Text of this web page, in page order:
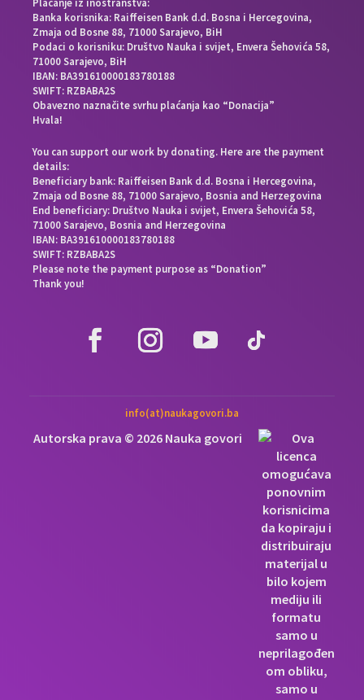
Plaćanje iz inostranstva:
Banka korisnika: Raiffeisen Bank d.d. Bosna i Hercegovina,
Zmaja od Bosne 88, 71000 Sarajevo, BiH
Podaci o korisniku: Društvo Nauka i svijet, Envera Šehovića 58,
71000 Sarajevo, BiH
IBAN: BA391610000183780188
SWIFT: RZBABA2S
Obavezno naznačite svrhu plaćanja kao “Donacija”
Hvala!
You can support our work by donating. Here are the payment
details:
Beneficiary bank: Raiffeisen Bank d.d. Bosna i Hercegovina,
Zmaja od Bosne 88, 71000 Sarajevo, Bosnia and Herzegovina
End beneficiary: Društvo Nauka i svijet, Envera Šehovića 58,
71000 Sarajevo, Bosnia and Herzegovina
IBAN: BA391610000183780188
SWIFT: RZBABA2S
Please note the payment purpose as “Donation”
Thank you!
info(at)naukagovori.ba
Autorska prava © 2026 Nauka govori